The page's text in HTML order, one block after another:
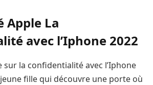
Apple La
avec l’Iphone 2022
sur la confidentialité avec l’Iphone
fille qui découvre une porte où